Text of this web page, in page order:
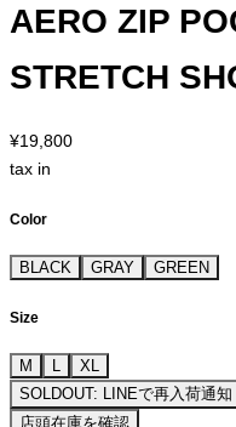
AERO ZIP
STRETCH
¥19,800
tax in
Color
BLACK GRAY GREEN
Size
M L
XL
SOLDOUT: LINEで再入荷通知
店頭在庫を確認